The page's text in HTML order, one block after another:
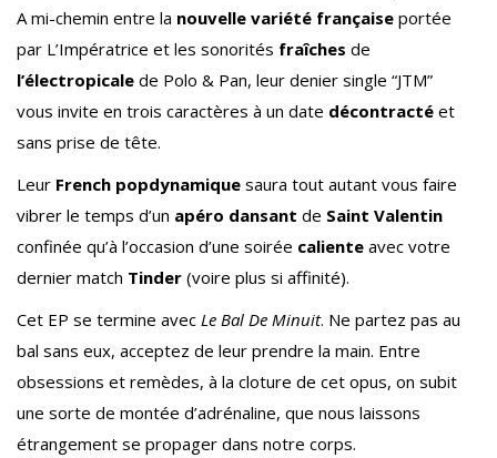
A mi-chemin entre la nouvelle variété française portée
par L’Impératrice et les sonorités fraîches de
l’électropicale de Polo & Pan, leur denier single “JTM”
vous invite en trois caractères à un date décontracté et
sans prise de tête.
Leur French popdynamique saura tout autant vous faire
vibrer le temps d’un apéro dansant de Saint Valentin
confinée qu’à l’occasion d’une soirée caliente avec votre
dernier match Tinder (voire plus si affinité).
Cet EP se termine avec Le Bal De Minuit. Ne partez pas au
bal sans eux, acceptez de leur prendre la main. Entre
obsessions et remèdes, à la cloture de cet opus, on subit
une sorte de montée d’adrénaline, que nous laissons
étrangement se propager dans notre corps.